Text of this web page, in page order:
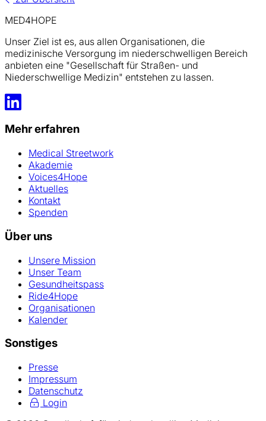
MED4HOPE
Unser Ziel ist es, aus allen Organisationen, die
medizinische Versorgung im niederschwelligen Bereich
anbieten eine "Gesellschaft für Straßen- und
Niederschwellige Medizin" entstehen zu lassen.
LinkedIn
Mehr erfahren
Medical Streetwork
Akademie
Voices4Hope
Aktuelles
Kontakt
Spenden
Über uns
Unsere Mission
Unser Team
Gesundheitspass
Ride4Hope
Organisationen
Kalender
Sonstiges
Presse
Impressum
Datenschutz
Login